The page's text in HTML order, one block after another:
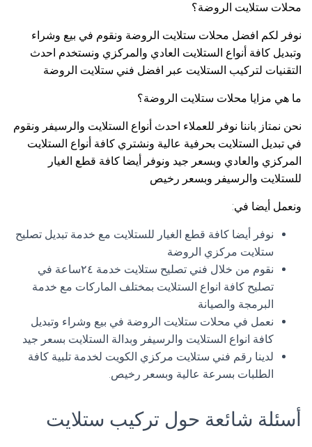
محلات ستلايت الروضة؟
نوفر لكم افضل محلات ستلايت الروضة ونقوم في بيع وشراء
وتبديل كافة أنواع الستلايت العادي والمركزي ونستخدم احدث
التقنيات لتركيب الستلايت عبر افضل فني ستلايت الروضة
ما هي مزايا محلات ستلايت الروضة؟
نحن نمتاز باننا نوفر للعملاء احدث أنواع الستلايت والرسيفر ونقوم
في تبديل الستلايت بحرفية عالية ونشتري كافة أنواع الستلايت
المركزي والعادي وبسعر جيد ونوفر أيضا كافة قطع الغيار
للستلايت والرسيفر وبسعر رخيص
ونعمل أيضا في:
نوفر أيضا كافة قطع الغيار للستلايت مع خدمة تبديل تصليح
ستلايت مركزي الروضة
نقوم من خلال فني تصليح ستلايت خدمة ٢٤ساعة في
تصليح كافة انواع الستلايت بمختلف الماركات مع خدمة
البرمجة والصيانة
نعمل في محلات ستلايت الروضة في بيع وشراء وتبديل
كافة انواع الستلايت والرسيفر وبدالة الستلايت بسعر جيد
لدينا رقم فني ستلايت مركزي الكويت لخدمة تلبية كافة
الطلبات بسرعة عالية وبسعر رخيص.
أسئلة شائعة حول تركيب ستلايت